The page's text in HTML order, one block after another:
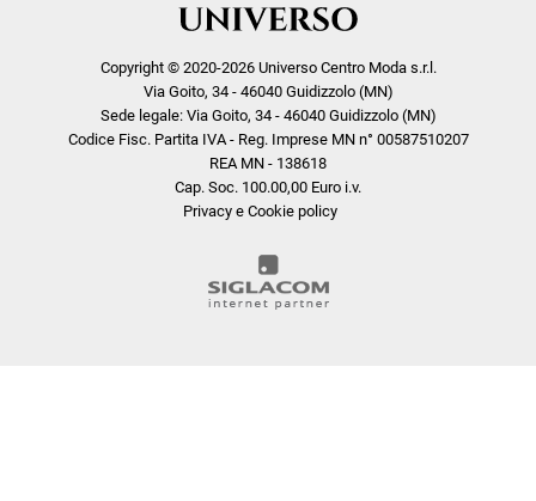
Copyright © 2020-2026 Universo Centro Moda s.r.l.
Via Goito, 34 - 46040 Guidizzolo (MN)
Sede legale: Via Goito, 34 - 46040 Guidizzolo (MN)
Codice Fisc. Partita IVA - Reg. Imprese MN n° 00587510207
REA MN - 138618
Cap. Soc. 100.00,00 Euro i.v.
Privacy e Cookie policy